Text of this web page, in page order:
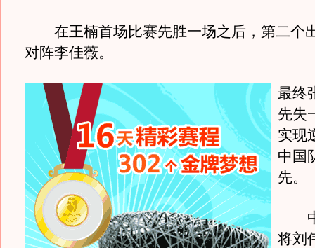
在王楠首场比赛先胜一场之后，第二个
对阵李佳薇。
最终
先失
实现
中国
先。
中
将刘